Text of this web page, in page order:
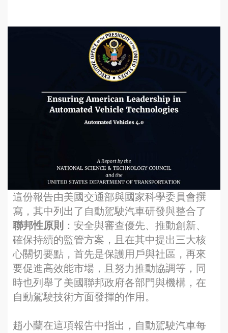
這份報告由美國交通部與國家科學委員會撰
寫，其中列出了自動駕駛汽車研發與整合了
聯邦性原則
：安全與審查優先、推動創新、
確保持續的監管方案，且在其中提出三大核
心關切要點，首先是保護用戶與社區，再來
要促進高效能市場，且努力推動協調等，同
時也列舉了美國聯邦政府各部門與機構，在
自動駕駛技術方面發揮的作用。
趙小蘭在這項報告中指出，自動駕駛汽車每